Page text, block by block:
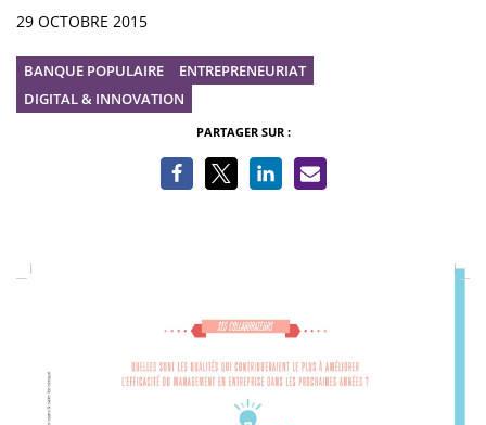
Informations
29 OCTOBRE 2015
BANQUE POPULAIRE
ENTREPRENEURIAT
DIGITAL & INNOVATION
PARTAGER SUR :